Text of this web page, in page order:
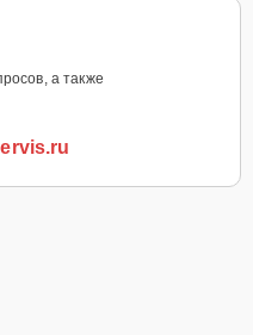
а также